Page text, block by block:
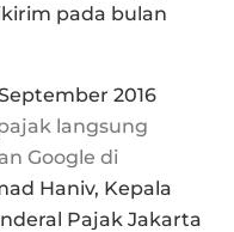
pada bulan
2016
langsung
Google di
Haniv, Kepala
Pajak Jakarta